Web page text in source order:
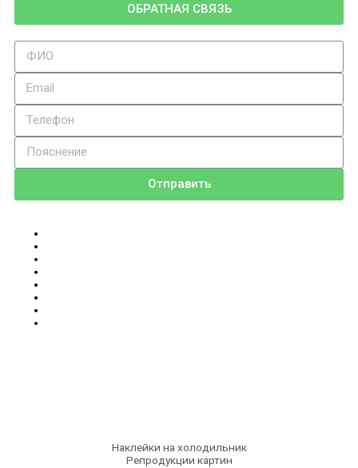
ОБРАТНАЯ СВЯЗЬ
Отправить
Наклейки на холодильник
Репродукции картин